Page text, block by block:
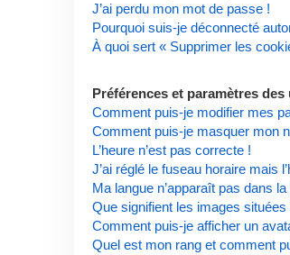
J’ai perdu mon mot de passe !
Pourquoi suis-je déconnecté
À quoi sert « Supprimer les
Préférences et paramètres
Comment puis-je modifier mes
Comment puis-je masquer mon
L’heure n’est pas correcte !
J’ai réglé le fuseau horaire mais
Ma langue n’apparaît pas dans la
Que signifient les images
Comment puis-je afficher un
Quel est mon rang et comment